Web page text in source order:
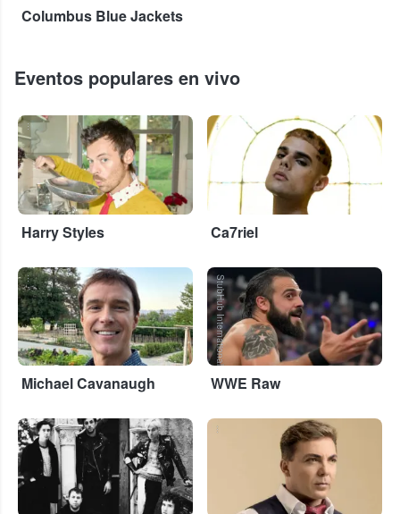
Columbus Blue Jackets
Eventos populares en vivo
...
Harry Styles
...
Ca7riel
...
Michael Cavanaugh
StubHub International
WWE Raw
... ...